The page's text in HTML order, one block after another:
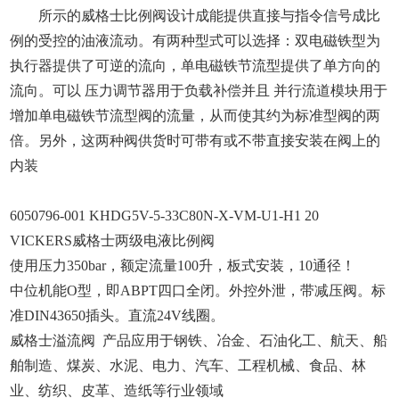
所示的威格士比例阀设计成能提供直接与指令信号成比
例的受控的油液流动。有两种型式可以选择：双电磁铁型为
执行器提供了可逆的流向，单电磁铁节流型提供了单方向的
流向。可以 压力调节器用于负载补偿并且 并行流道模块用于
增加单电磁铁节流型阀的流量，从而使其约为标准型阀的两
倍。另外，这两种阀供货时可带有或不带直接安装在阀上的
内装
6050796-001 KHDG5V-5-33C80N-X-VM-U1-H1 20
VICKERS威格士两级电液比例阀
使用压力350bar，额定流量100升，板式安装，10通径！
中位机能O型，即ABPT四口全闭。外控外泄，带减压阀。标
准DIN43650插头。直流24V线圈。
威格士溢流阀 产品应用于钢铁、冶金、石油化工、航天、船
舶制造、煤炭、水泥、电力、汽车、工程机械、食品、林
业、纺织、皮革、造纸等行业领域